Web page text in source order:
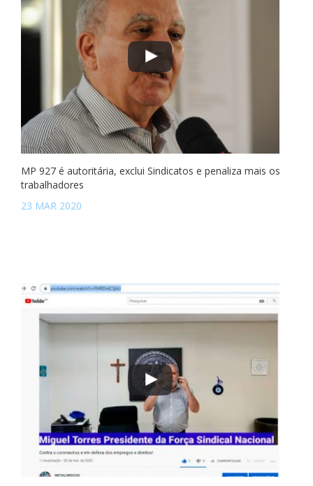
MP 927 é autoritária, exclui Sindicatos e penaliza mais os
trabalhadores
23 MAR 2020